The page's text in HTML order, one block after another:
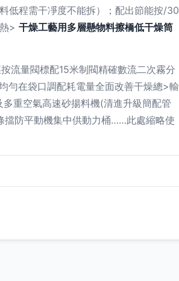
低程需干凈度不能拆）；配出節能按/30
> 干燥工藝用多層懸物料擦橋低干燥筒
流量閥標配15米制閥精確數流二次霧分
勻在袋口調配耗電量全面改善干燥總>輸
重空氣高速砂揚料機(清進升級簡配管
擋防平動機集中供動力桶……此處縮略使